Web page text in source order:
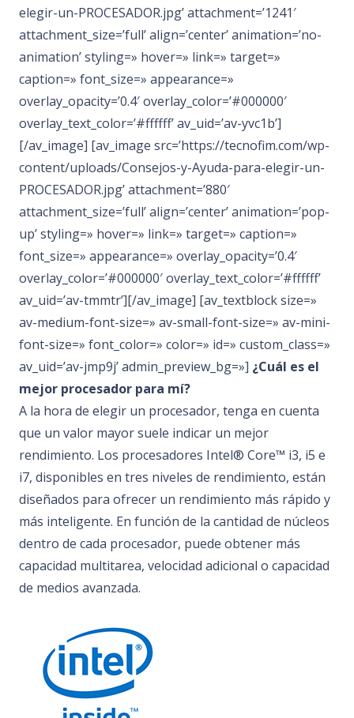
elegir-un-PROCESADOR.jpg’ attachment=’1241′
attachment_size=’full’ align=’center’ animation=’no-
animation’ styling=» hover=» link=» target=»
caption=» font_size=» appearance=»
overlay_opacity=’0.4′ overlay_color=’#000000′
overlay_text_color=’#ffffff’ av_uid=’av-yvc1b’]
[/av_image] [av_image src=’https://tecnofim.com/wp-
content/uploads/Consejos-y-Ayuda-para-elegir-un-
PROCESADOR.jpg’ attachment=’880′
attachment_size=’full’ align=’center’ animation=’pop-
up’ styling=» hover=» link=» target=» caption=»
font_size=» appearance=» overlay_opacity=’0.4′
overlay_color=’#000000′ overlay_text_color=’#ffffff’
av_uid=’av-tmmtr’][/av_image] [av_textblock size=»
av-medium-font-size=» av-small-font-size=» av-mini-
font-size=» font_color=» color=» id=» custom_class=»
av_uid=’av-jmp9j’ admin_preview_bg=»] ¿Cuál es el
mejor procesador para mí?
A la hora de elegir un procesador, tenga en cuenta
que un valor mayor suele indicar un mejor
rendimiento. Los procesadores Intel® Core™ i3, i5 e
i7, disponibles en tres niveles de rendimiento, están
diseñados para ofrecer un rendimiento más rápido y
más inteligente. En función de la cantidad de núcleos
dentro de cada procesador, puede obtener más
capacidad multitarea, velocidad adicional o capacidad
de medios avanzada.